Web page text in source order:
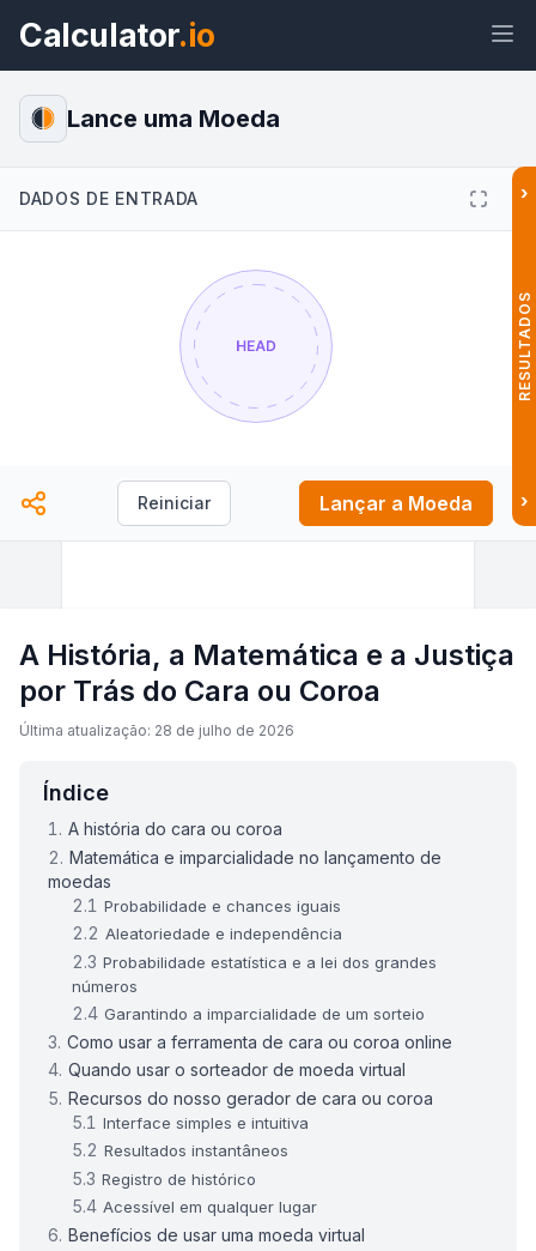
Calculator.io
Visualizar Lance uma Moeda: Cara
ou Coroa Online Grátis Widget
Lance uma Moeda
DADOS DE ENTRADA
Reiniciar Lançar a Moeda
›
RESULTADOS
›
A História, a Matemática e a Justiça
por Trás do Cara ou Coroa
Última atualização: 28 de julho de 2026
Índice
A história do cara ou coroa
Matemática e imparcialidade no lançamento de
moedas
Probabilidade e chances iguais
Aleatoriedade e independência
Probabilidade estatística e a lei dos grandes
números
Garantindo a imparcialidade de um sorteio
Como usar a ferramenta de cara ou coroa online
Quando usar o sorteador de moeda virtual
Recursos do nosso gerador de cara ou coroa
Interface simples e intuitiva
Resultados instantâneos
Registro de histórico
Acessível em qualquer lugar
Benefícios de usar uma moeda virtual